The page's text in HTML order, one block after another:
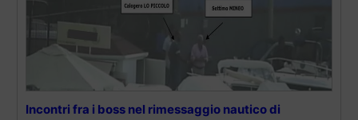
Incontri fra i boss nel rimessaggio nautico di